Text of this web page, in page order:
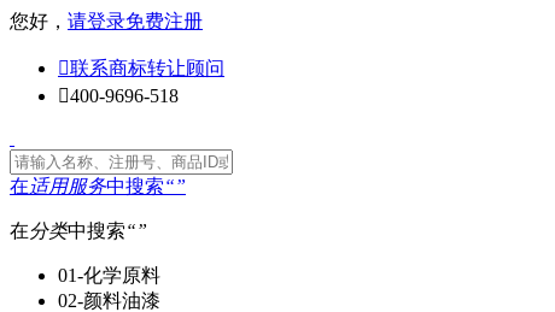
您好， 请登录免费注册
联系商标转让顾问
400-9696-518
在适用服务中搜索“”
在分类中搜索“”
01-化学原料
02-颜料油漆